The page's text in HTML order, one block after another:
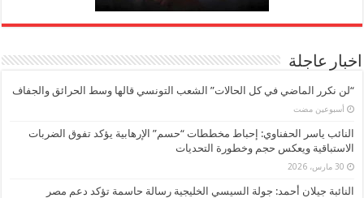
اخبار عاجلة
“لن نكرر الماضي في كل الحالات” الشعب التونسي قالها وسط الحرائق والجفاف
‏أسبوعين مضت
النائب ياسر الحفناوي: إحباط مخططات “حسم” الإرهابية يؤكد تفوق الضربات
الاستباقية ويعكس حجم وخطورة التحديات
30 مارس، 2026
النائبة جيلان أحمد: جولة السيسي الخليجية رسالة حاسمة تؤكد دعم مصر